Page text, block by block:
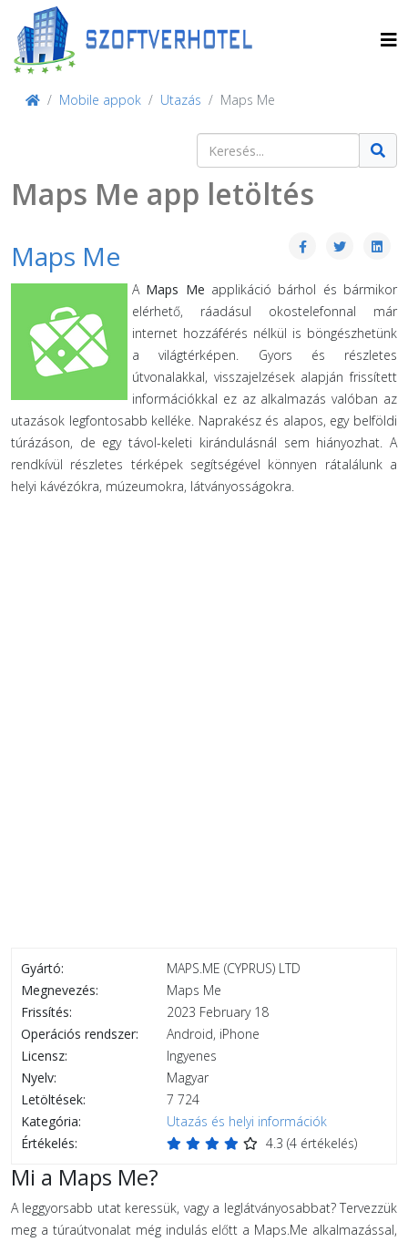
Mobile appok Utazás Maps Me
Keresés
Maps Me app letöltés
Maps Me
A Maps Me applikáció bárhol és bármikor
elérhető, ráadásul okostelefonnal már
internet hozzáférés nélkül is böngészhetünk
a világtérképen. Gyors és részletes
útvonalakkal, visszajelzések alapján frissített
információkkal ez az alkalmazás valóban az
utazások legfontosabb kelléke. Naprakész és alapos, egy belföldi
túrázáson, de egy távol-keleti kirándulásnál sem hiányozhat. A
rendkívül részletes térképek segítségével könnyen rátalálunk a
helyi kávézókra, múzeumokra, látványosságokra.
Gyártó:
MAPS.ME (CYPRUS) LTD
Megnevezés:
Maps Me
Frissítés:
2023 February 18
Operációs rendszer:
Android, iPhone
Licensz:
Ingyenes
Nyelv:
Magyar
Letöltések:
7 724
Kategória:
Utazás és helyi információk
Értékelés:
4.3 (4 értékelés)
Mi a Maps Me?
A leggyorsabb utat keressük, vagy a leglátványosabbat? Tervezzük
meg a túraútvonalat még indulás előtt a Maps.Me alkalmazással,